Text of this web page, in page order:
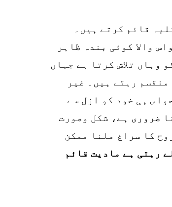
قائم کرتے ہیں۔
والا کوئی بندہ ظاہر
وہاں تلاش کرتا ہے جہاں
رہتے ہیں۔ غیر
ہی خود کو ازل سے
ضروری ہے، شکل وصورت
کا سراغ ملنا ممکن
رہتی ہے مادیت قائم